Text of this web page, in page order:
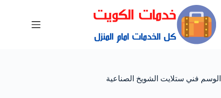
الوسم فني ستلايت الشويخ الصناعية